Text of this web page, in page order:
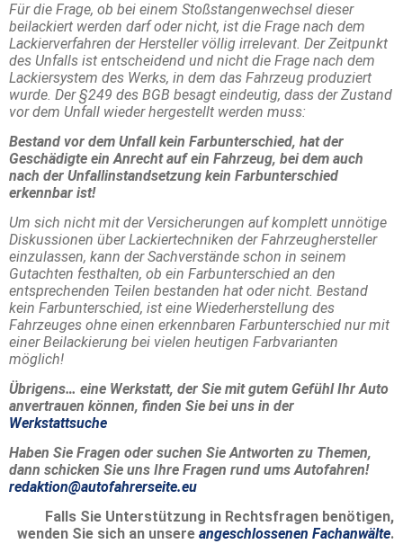
Für die Frage, ob bei einem Stoßstangenwechsel dieser
beilackiert werden darf oder nicht, ist die Frage nach dem
Lackierverfahren der Hersteller völlig irrelevant. Der Zeitpunkt
des Unfalls ist entscheidend und nicht die Frage nach dem
Lackiersystem des Werks, in dem das Fahrzeug produziert
wurde. Der §249 des BGB besagt eindeutig, dass der Zustand
vor dem Unfall wieder hergestellt werden muss:
Bestand vor dem Unfall kein Farbunterschied, hat der
Geschädigte ein Anrecht auf ein Fahrzeug, bei dem auch
nach der Unfallinstandsetzung kein Farbunterschied
erkennbar ist!
Um sich nicht mit der Versicherungen auf komplett unnötige
Diskussionen über Lackiertechniken der Fahrzeughersteller
einzulassen, kann der Sachverstände schon in seinem
Gutachten festhalten, ob ein Farbunterschied an den
entsprechenden Teilen bestanden hat oder nicht. Bestand
kein Farbunterschied, ist eine Wiederherstellung des
Fahrzeuges ohne einen erkennbaren Farbunterschied nur mit
einer Beilackierung bei vielen heutigen Farbvarianten
möglich!
Übrigens… eine Werkstatt, der Sie mit gutem Gefühl Ihr Auto
anvertrauen können, finden Sie bei uns in der
Werkstattsuche
Haben Sie Fragen oder suchen Sie Antworten zu Themen,
dann schicken Sie uns Ihre Fragen rund ums Autofahren!
redaktion@autofahrerseite.eu
Falls Sie Unterstützung in Rechtsfragen benötigen,
wenden Sie sich an unsere angeschlossenen Fachanwälte.